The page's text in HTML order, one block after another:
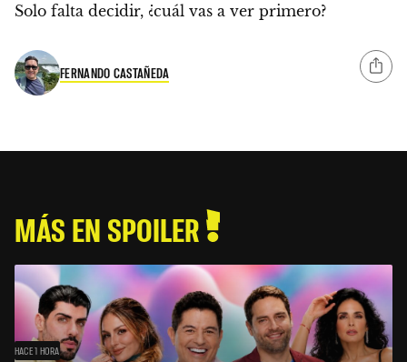
Solo falta decidir, ¿cuál vas a ver primero?
FERNANDO CASTAÑEDA
MÁS EN SPOILER
HACE 1 HORA